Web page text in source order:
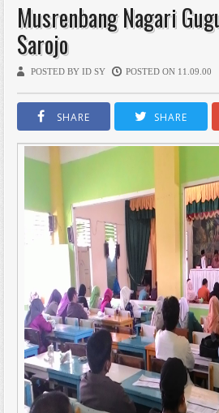
Musrenbang Nagari
Sarojo
POSTED BY ID SY POSTED ON 11.09.00
SHARE SHARE